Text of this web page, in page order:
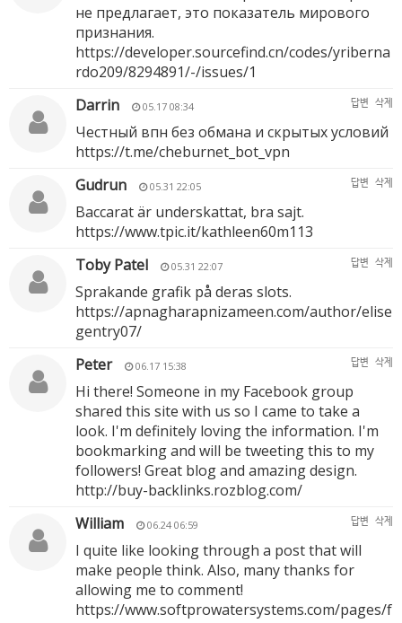
не предлагает, это показатель мирового
признания.
https://developer.sourcefind.cn/codes/yriberna
rdo209/8294891/-/issues/1
Darrin
05.17 08:34 답변 삭제
Честный впн без обмана и скрытых условий
https://t.me/cheburnet_bot_vpn
Gudrun
05.31 22:05 답변 삭제
Baccarat är underskattat, bra sajt.
https://www.tpic.it/kathleen60m113
Toby Patel
05.31 22:07 답변 삭제
Sprakande grafik på deras slots.
https://apnagharapnizameen.com/author/elise
gentry07/
Peter
06.17 15:38 답변 삭제
Hi there! Someone in my Facebook group
shared this site with us so I came to take a
look. I'm definitely loving the information. I'm
bookmarking and will be tweeting this to my
followers! Great blog and amazing design.
http://buy-backlinks.rozblog.com/
William
06.24 06:59 답변 삭제
I quite like looking through a post that will
make people think. Also, many thanks for
allowing me to comment!
https://www.softprowatersystems.com/pages/f